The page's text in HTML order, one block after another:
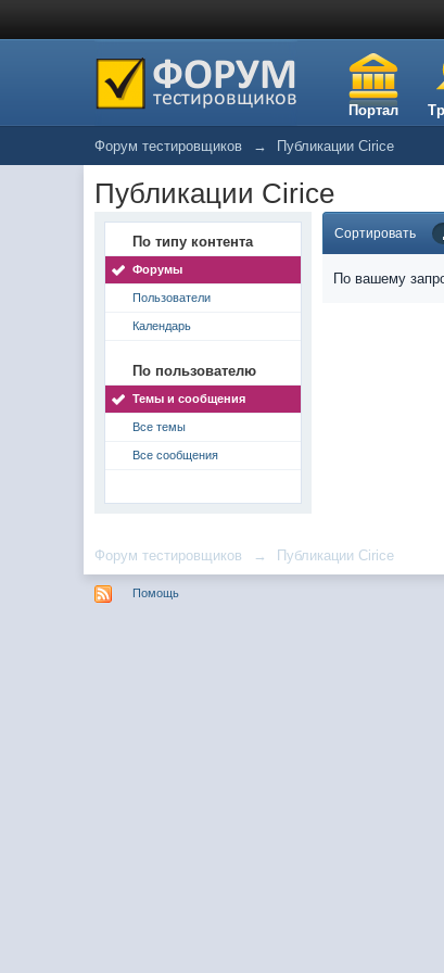
Портал
Форум тестировщиков → Публикации Cirice
Публикации Cirice
По типу контента
Форумы
Пользователи
Календарь
По пользователю
Темы и сообщения
Все темы
Все сообщения
Сортировать
По вашему
Форум тестировщиков → Публикации Cirice
Помощь